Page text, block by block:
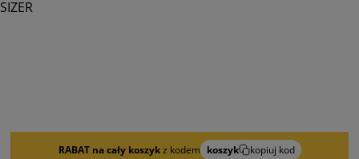
RABAT na cały koszykz kodem koszyk
kopiuj kod
SIZER